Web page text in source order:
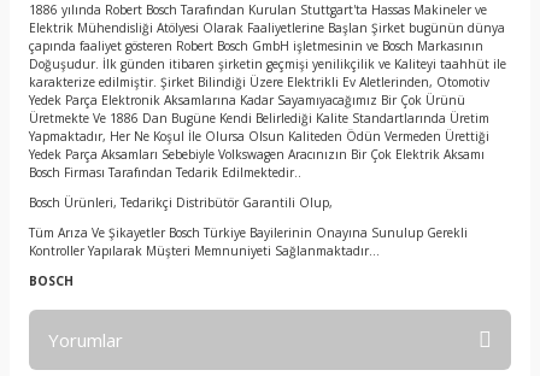
1886 yılında Robert Bosch Tarafından Kurulan Stuttgart'ta Hassas Makineler ve
Elektrik Mühendisliği Atölyesi Olarak Faaliyetlerine Başlan Şirket bugünün dünya
çapında faaliyet gösteren Robert Bosch GmbH işletmesinin ve Bosch Markasının
Doğuşudur. İlk günden itibaren şirketin geçmişi yenilikçilik ve Kaliteyi taahhüt ile
karakterize edilmiştir. Şirket Bilindiği Üzere Elektrikli Ev Aletlerinden, Otomotiv
Yedek Parça Elektronik Aksamlarına Kadar Sayamıyacağımız Bir Çok Ürünü
Üretmekte Ve 1886 Dan Bugüne Kendi Belirlediği Kalite Standartlarında Üretim
Yapmaktadır, Her Ne Koşul İle Olursa Olsun Kaliteden Ödün Vermeden Ürettiği
Yedek Parça Aksamları Sebebiyle Volkswagen Aracınızın Bir Çok Elektrik Aksamı
Bosch Firması Tarafından Tedarik Edilmektedir..
Bosch Ürünleri, Tedarikçi Distribütör Garantili Olup,
Tüm Arıza Ve Şikayetler Bosch Türkiye Bayilerinin Onayına Sunulup Gerekli
Kontroller Yapılarak Müşteri Memnuniyeti Sağlanmaktadır…
BOSCH
Yorumlar